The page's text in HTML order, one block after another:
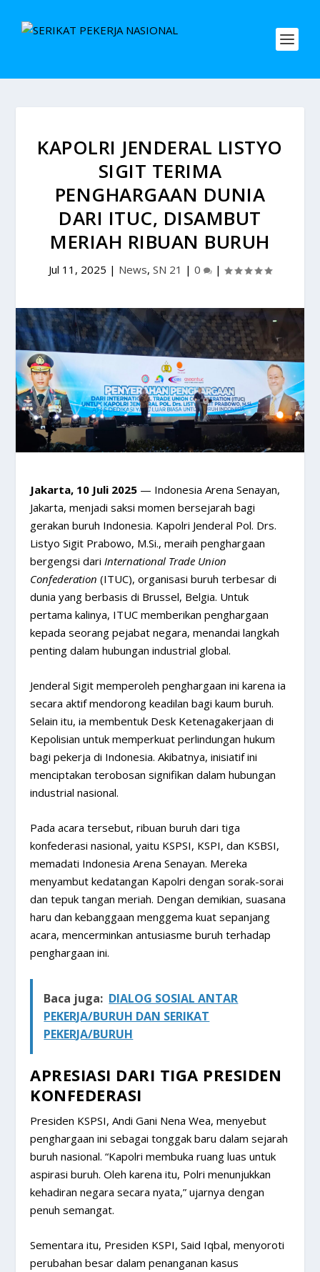
KAPOLRI JENDERAL LISTYO
SIGIT TERIMA
PENGHARGAAN DUNIA
DARI ITUC, DISAMBUT
MERIAH RIBUAN BURUH
Jul 11, 2025 | News, SN 21 | 0 |
Jakarta, 10 Juli 2025 — Indonesia Arena Senayan,
Jakarta, menjadi saksi momen bersejarah bagi
gerakan buruh Indonesia. Kapolri Jenderal Pol. Drs.
Listyo Sigit Prabowo, M.Si., meraih penghargaan
bergengsi dari International Trade Union
Confederation (ITUC), organisasi buruh terbesar di
dunia yang berbasis di Brussel, Belgia. Untuk
pertama kalinya, ITUC memberikan penghargaan
kepada seorang pejabat negara, menandai langkah
penting dalam hubungan industrial global.
Jenderal Sigit memperoleh penghargaan ini karena ia
secara aktif mendorong keadilan bagi kaum buruh.
Selain itu, ia membentuk Desk Ketenagakerjaan di
Kepolisian untuk memperkuat perlindungan hukum
bagi pekerja di Indonesia. Akibatnya, inisiatif ini
menciptakan terobosan signifikan dalam hubungan
industrial nasional.
Pada acara tersebut, ribuan buruh dari tiga
konfederasi nasional, yaitu KSPSI, KSPI, dan KSBSI,
memadati Indonesia Arena Senayan. Mereka
menyambut kedatangan Kapolri dengan sorak-sorai
dan tepuk tangan meriah. Dengan demikian, suasana
haru dan kebanggaan menggema kuat sepanjang
acara, mencerminkan antusiasme buruh terhadap
penghargaan ini.
Baca juga: DIALOG SOSIAL ANTAR
PEKERJA/BURUH DAN SERIKAT
PEKERJA/BURUH
APRESIASI DARI TIGA PRESIDEN
KONFEDERASI
Presiden KSPSI, Andi Gani Nena Wea, menyebut
penghargaan ini sebagai tonggak baru dalam sejarah
buruh nasional. “Kapolri membuka ruang luas untuk
aspirasi buruh. Oleh karena itu, Polri menunjukkan
kehadiran negara secara nyata,” ujarnya dengan
penuh semangat.
Sementara itu, Presiden KSPI, Said Iqbal, menyoroti
perubahan besar dalam penanganan kasus